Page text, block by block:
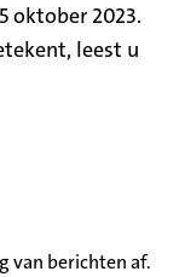
oktober 2023.
leest u
van berichten af.